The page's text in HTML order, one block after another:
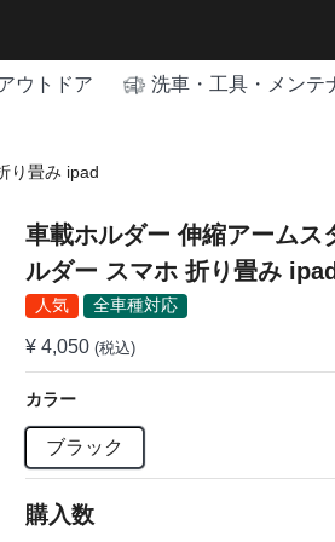
ウトドア 洗車・工具・メンテ
り畳み ipad
車載ホルダー 伸縮アームス
ルダー スマホ 折り畳み ipad
人気 全車種対応
¥ 4,050 (税込)
カラー
ブラック
購入数